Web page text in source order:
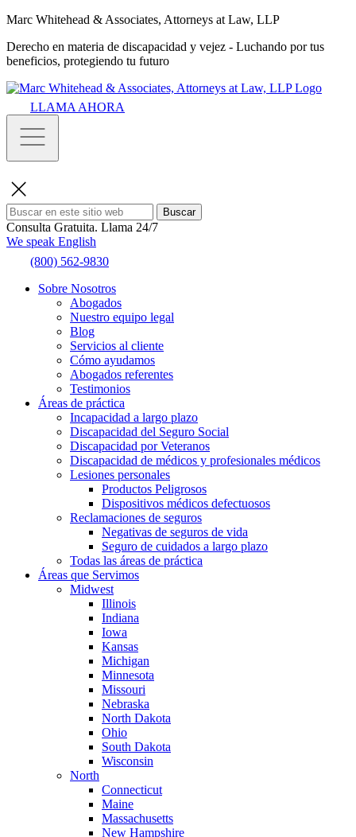
Marc Whitehead & Associates, Attorneys at Law, LLP
Derecho en materia de discapacidad y vejez - Luchando por tus
beneficios, protegiendo tu futuro
LLAMA AHORA
Buscar
Consulta Gratuita. Llama 24/7
We speak English
(800) 562-9830
Sobre Nosotros
Abogados
Nuestro equipo legal
Blog
Servicios al cliente
Cómo ayudamos
Abogados referentes
Testimonios
Áreas de práctica
Incapacidad a largo plazo
Discapacidad del Seguro Social
Discapacidad por Veteranos
Discapacidad de médicos y profesionales médicos
Lesiones personales
Productos Peligrosos
Dispositivos médicos defectuosos
Reclamaciones de seguros
Negativas de seguros de vida
Seguro de cuidados a largo plazo
Todas las áreas de práctica
Áreas que Servimos
Midwest
Illinois
Indiana
Iowa
Kansas
Michigan
Minnesota
Missouri
Nebraska
North Dakota
Ohio
South Dakota
Wisconsin
North
Connecticut
Maine
Massachusetts
New Hampshire